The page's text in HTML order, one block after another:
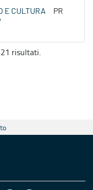
E CULTURA
PR
risultati.